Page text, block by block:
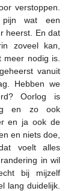
verstoppen.
wat een
heerst. En dat
zoveel kan,
nodig is.
vanuit
Hebben we
Oorlog is
en zo ook
en ja ook de
en niets doe,
voelt alles
in wil
bij mijzelf
lang duidelijk.